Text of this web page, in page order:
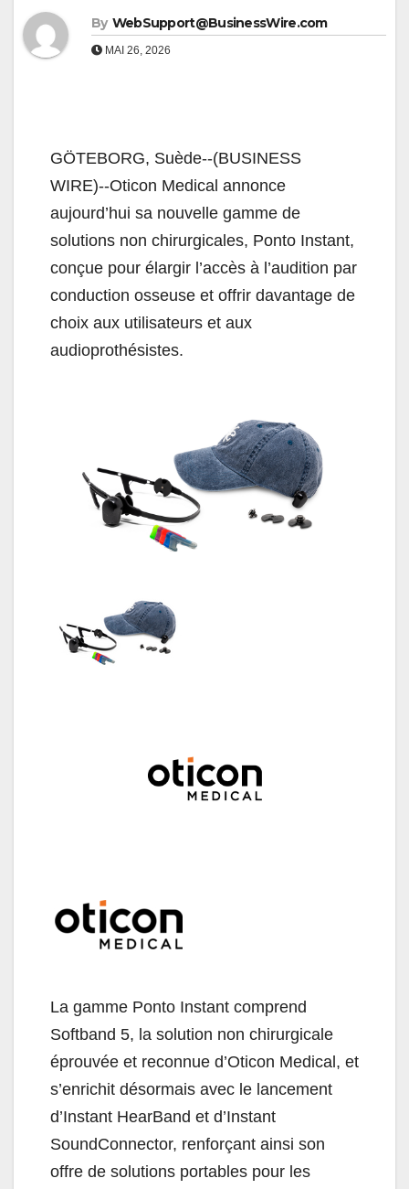
By WebSupport@BusinessWire.com
MAI 26, 2026
GÖTEBORG, Suède--(BUSINESS
WIRE)--Oticon Medical annonce
aujourd’hui sa nouvelle gamme de
solutions non chirurgicales, Ponto Instant,
conçue pour élargir l’accès à l’audition par
conduction osseuse et offrir davantage de
choix aux utilisateurs et aux
audioprothésistes.
La gamme Ponto Instant comprend
Softband 5, la solution non chirurgicale
éprouvée et reconnue d’Oticon Medical, et
s’enrichit désormais avec le lancement
d’Instant HearBand et d’Instant
SoundConnector, renforçant ainsi son
offre de solutions portables pour les